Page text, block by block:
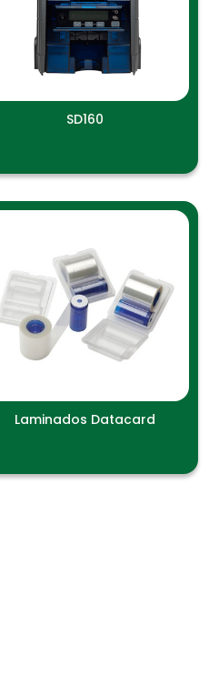
SD160
Laminados Datacard